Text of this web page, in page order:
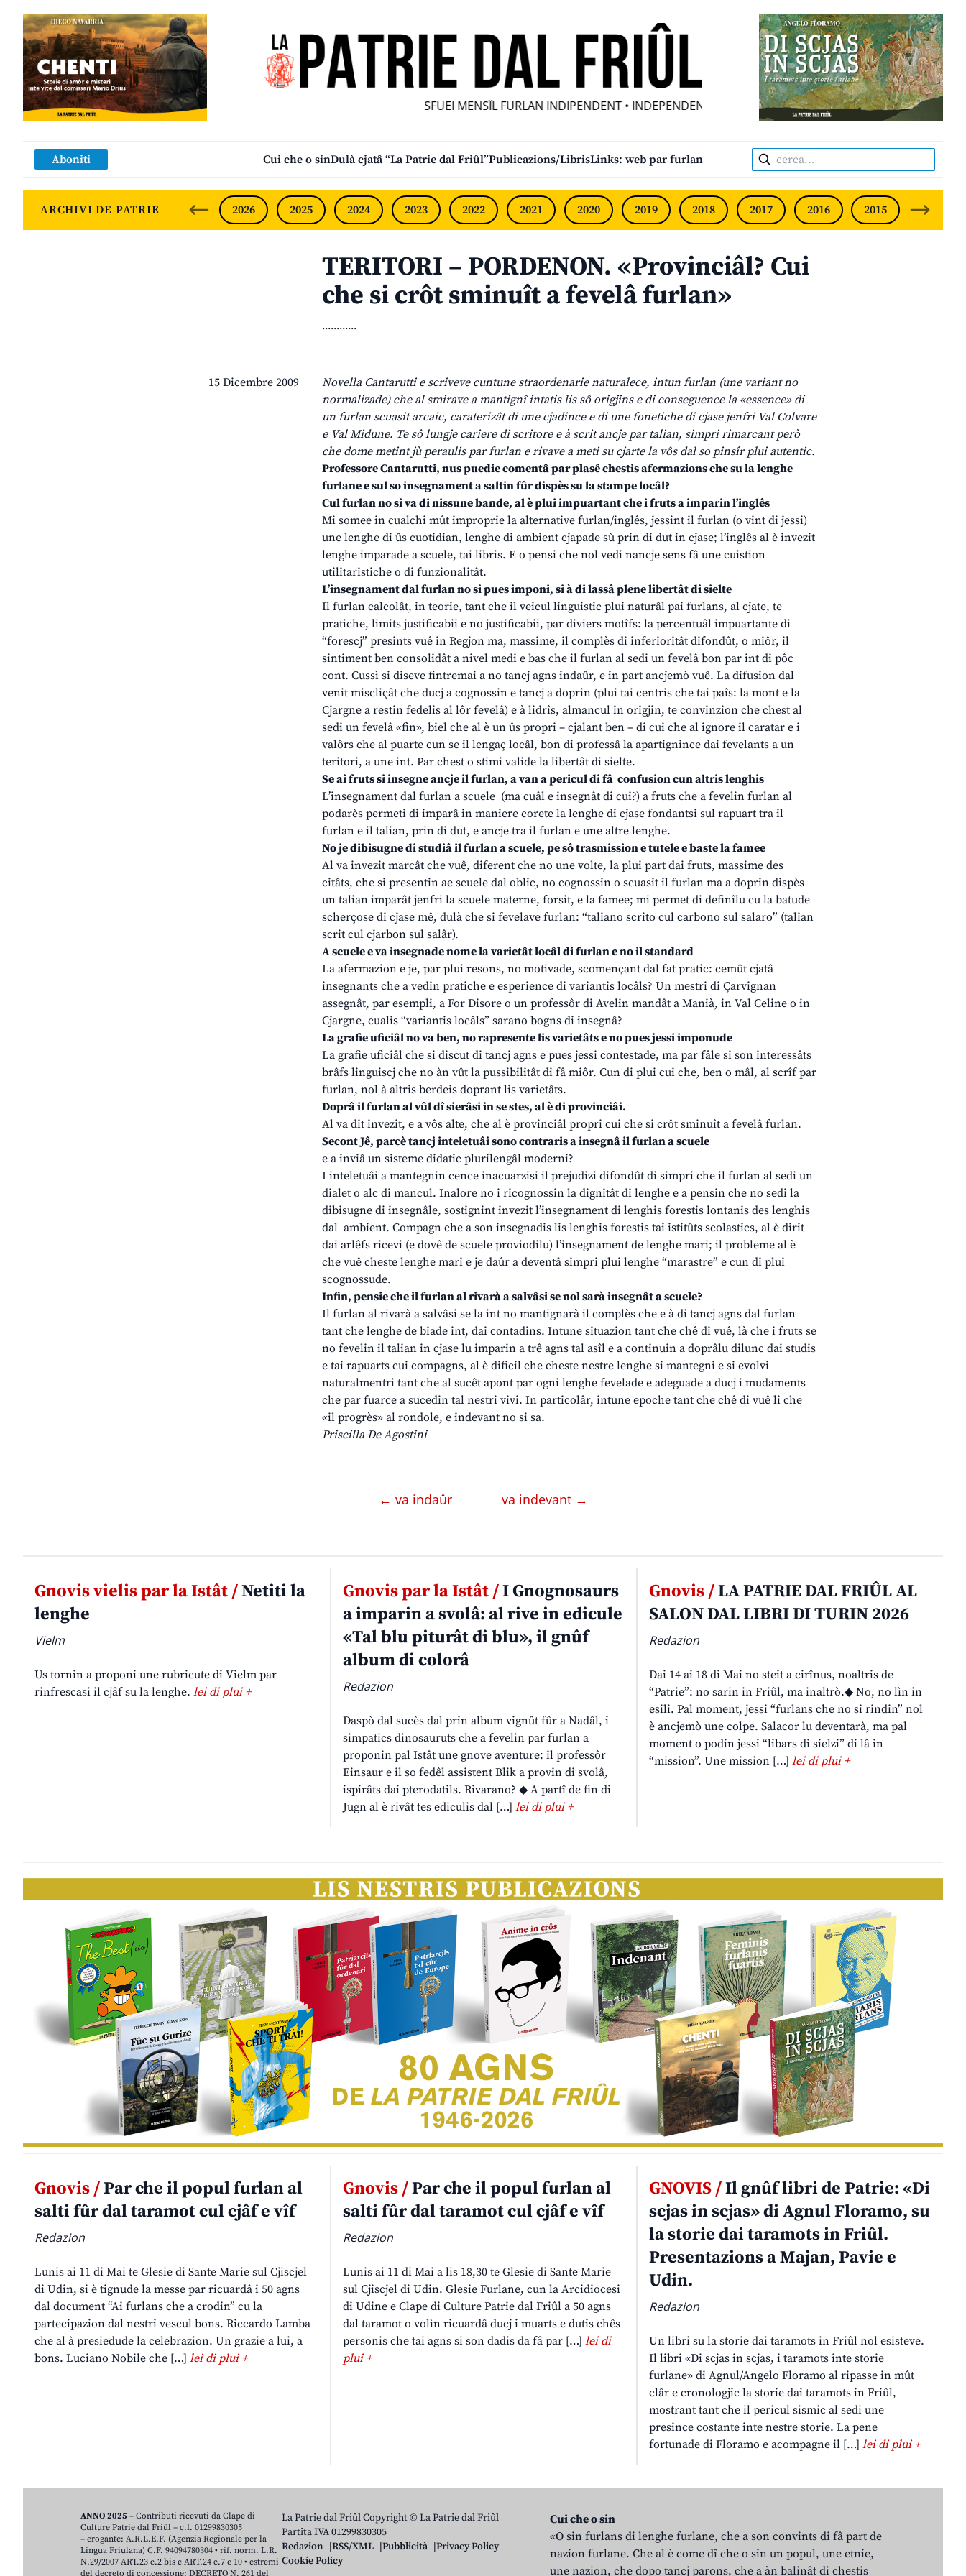
SFUEI MENSÎL FURLAN INDIPENDENT • INDEPENDENT FRIULIAN MONTHLY • NEODVISNI FURLANSKI
Aboniti Cui che o sinDulà cjatâ “La Patrie dal Friûl”Publicazions/LibrisLinks: web par furlan Cerca:
ARCHIVI DE PATRIE 2026 2025 2024 2023 2022 2021 2020 2019 2018 2017 2016 2015 2014
TERITORI – PORDENON. «Provinciâl? Cui
che si crôt sminuît a fevelâ furlan»
............
15 Dicembre 2009
Novella Cantarutti e scriveve cuntune straordenarie naturalece, intun furlan (une variant no
normalizade) che al smirave a mantignî intatis lis sô origjins e di conseguence la «essence» di
un furlan scuasit arcaic, caraterizât di une cjadince e di une fonetiche di cjase jenfri Val Colvare
e Val Midune. Te sô lungje cariere di scritore e à scrit ancje par talian, simpri rimarcant però
che dome metint jù peraulis par furlan e rivave a meti su cjarte la vôs dal so pinsîr plui autentic.
Professore Cantarutti, nus puedie comentâ par plasê chestis afermazions che su la lenghe
furlane e sul so insegnament a saltin fûr dispès su la stampe locâl?
Cul furlan no si va di nissune bande, al è plui impuartant che i fruts a imparin l’inglês
Mi somee in cualchi mût improprie la alternative furlan/inglês, jessint il furlan (o vint di jessi)
une lenghe di ûs cuotidian, lenghe di ambient cjapade sù prin di dut in cjase; l’inglês al è invezit
lenghe imparade a scuele, tai libris. E o pensi che nol vedi nancje sens fâ une cuistion
utilitaristiche o di funzionalitât.
L’insegnament dal furlan no si pues imponi, si à di lassâ plene libertât di sielte
Il furlan calcolât, in teorie, tant che il veicul linguistic plui naturâl pai furlans, al cjate, te
pratiche, limits justificabii e no justificabii, par diviers motîfs: la percentuâl impuartante di
“forescj” presints vuê in Regjon ma, massime, il complès di inferioritât difondût, o miôr, il
sintiment ben consolidât a nivel medi e bas che il furlan al sedi un fevelâ bon par int di pôc
cont. Cussì si diseve fintremai a no tancj agns indaûr, e in part ancjemò vuê. La difusion dal
venit miscliçât che ducj a cognossin e tancj a doprin (plui tai centris che tai paîs: la mont e la
Cjargne a restin fedelis al lôr fevelâ) e à lidrîs, almancul in origjin, te convinzion che chest al
sedi un fevelâ «fin», biel che al è un ûs propri – cjalant ben – di cui che al ignore il caratar e i
valôrs che al puarte cun se il lengaç locâl, bon di professâ la apartignince dai fevelants a un
teritori, a une int. Par chest o stimi valide la libertât di sielte.
Se ai fruts si insegne ancje il furlan, a van a pericul di fâ confusion cun altris lenghis
L’insegnament dal furlan a scuele (ma cuâl e insegnât di cui?) a fruts che a fevelin furlan al
podarès permeti di imparâ in maniere corete la lenghe di cjase fondantsi sul rapuart tra il
furlan e il talian, prin di dut, e ancje tra il furlan e une altre lenghe.
No je dibisugne di studiâ il furlan a scuele, pe sô trasmission e tutele e baste la famee
Al va invezit marcât che vuê, diferent che no une volte, la plui part dai fruts, massime des
citâts, che si presentin ae scuele dal oblic, no cognossin o scuasit il furlan ma a doprin dispès
un talian imparât jenfri la scuele materne, forsit, e la famee; mi permet di definîlu cu la batude
scherçose di cjase mê, dulà che si fevelave furlan: “taliano scrito cul carbono sul salaro” (talian
scrit cul cjarbon sul salâr).
A scuele e va insegnade nome la varietât locâl di furlan e no il standard
La afermazion e je, par plui resons, no motivade, scomençant dal fat pratic: cemût cjatâ
insegnants che a vedin pratiche e esperience di variantis locâls? Un mestri di Çarvignan
assegnât, par esempli, a For Disore o un professôr di Avelin mandât a Manià, in Val Celine o in
Cjargne, cualis “variantis locâls” sarano bogns di insegnâ?
La grafie uficiâl no va ben, no rapresente lis varietâts e no pues jessi imponude
La grafie uficiâl che si discut di tancj agns e pues jessi contestade, ma par fâle si son interessâts
brâfs linguiscj che no àn vût la pussibilitât di fâ miôr. Cun di plui cui che, ben o mâl, al scrîf par
furlan, nol à altris berdeis doprant lis varietâts.
Doprâ il furlan al vûl dî sierâsi in se stes, al è di provinciâi.
Al va dit invezit, e a vôs alte, che al è provinciâl propri cui che si crôt sminuît a fevelâ furlan.
Secont Jê, parcè tancj inteletuâi sono contraris a insegnâ il furlan a scuele
e a inviâ un sisteme didatic plurilengâl moderni?
I inteletuâi a mantegnin cence inacuarzisi il prejudizi difondût di simpri che il furlan al sedi un
dialet o alc di mancul. Inalore no i ricognossin la dignitât di lenghe e a pensin che no sedi la
dibisugne di insegnâle, sostignint invezit l’insegnament di lenghis forestis lontanis des lenghis
dal ambient. Compagn che a son insegnadis lis lenghis forestis tai istitûts scolastics, al è dirit
dai arlêfs ricevi (e dovê de scuele proviodilu) l’insegnament de lenghe mari; il probleme al è
che vuê cheste lenghe mari e je daûr a deventâ simpri plui lenghe “marastre” e cun di plui
scognossude.
Infin, pensie che il furlan al rivarà a salvâsi se nol sarà insegnât a scuele?
Il furlan al rivarà a salvâsi se la int no mantignarà il complès che e à di tancj agns dal furlan
tant che lenghe de biade int, dai contadins. Intune situazion tant che chê di vuê, là che i fruts se
no fevelin il talian in cjase lu imparin a trê agns tal asîl e a continuin a doprâlu dilunc dai studis
e tai rapuarts cui compagns, al è dificil che cheste nestre lenghe si mantegni e si evolvi
naturalmentri tant che al sucêt apont par ogni lenghe fevelade e adeguade a ducj i mudaments
che par fuarce a sucedin tal nestri vivi. In particolâr, intune epoche tant che chê di vuê li che
«il progrès» al rondole, e indevant no si sa.
Priscilla De Agostini
← va indaûr va indevant →
Gnovis vielis par la Istât /Netiti la
lenghe
Vielm
Us tornin a proponi une rubricute di Vielm par
rinfrescasi il cjâf su la lenghe. lei di plui +
Gnovis par la Istât /I Gnognosaurs
a imparin a svolâ: al rive in edicule
«Tal blu piturât di blu», il gnûf
album di colorâ
Redazion
Daspò dal sucès dal prin album vignût fûr a Nadâl, i
simpatics dinosauruts che a fevelin par furlan a
proponin pal Istât une gnove aventure: il professôr
Einsaur e il so fedêl assistent Blik a provin di svolâ,
ispirâts dai pterodatils. Rivarano? ◆ A partî de fin di
Jugn al è rivât tes ediculis dal […] lei di plui +
Gnovis /LA PATRIE DAL FRIÛL AL
SALON DAL LIBRI DI TURIN 2026
Redazion
Dai 14 ai 18 di Mai no steit a cirînus, noaltris de
“Patrie”: no sarin in Friûl, ma inaltrò.◆ No, no lìn in
esili. Pal moment, jessi “furlans che no si rindin” nol
è ancjemò une colpe. Salacor lu deventarà, ma pal
moment o podin jessi “libars di sielzi” di lâ in
“mission”. Une mission […]lei di plui +
Gnovis /Par che il popul furlan al
salti fûr dal taramot cul cjâf e vîf
Redazion
Lunis ai 11 di Mai te Glesie di Sante Marie sul Cjiscjel
di Udin, si è tignude la messe par ricuardâ i 50 agns
dal document “Ai furlans che a crodin” cu la
partecipazion dal nestri vescul bons. Riccardo Lamba
che al à presiedude la celebrazion. Un grazie a lui, a
bons. Luciano Nobile che […] lei di plui +
Gnovis /Par che il popul furlan al
salti fûr dal taramot cul cjâf e vîf
Redazion
Lunis ai 11 di Mai a lis 18,30 te Glesie di Sante Marie
sul Cjiscjel di Udin. Glesie Furlane, cun la Arcidiocesi
di Udine e Clape di Culture Patrie dal Friûl a 50 agns
dal taramot o volìn ricuardâ ducj i muarts e dutis chês
personis che tai agns si son dadis da fâ par […] lei di
plui +
GNOVIS /Il gnûf libri de Patrie: «Di
scjas in scjas» di Agnul Floramo, su
la storie dai taramots in Friûl.
Presentazions a Majan, Pavie e
Udin.
Redazion
Un libri su la storie dai taramots in Friûl nol esisteve.
Il libri «Di scjas in scjas, i taramots inte storie
furlane» di Agnul/Angelo Floramo al ripasse in mût
clâr e cronologjic la storie dai taramots in Friûl,
mostrant tant che il pericul sismic al sedi une
presince costante inte nestre storie. La pene
fortunade di Floramo e acompagne il […]lei di plui +
La Patrie dal Friûl Copyright © La Patrie dal Friûl
Partita IVA 01299830305
Redazion
RSS/XML Pubblicità
Privacy Policy
Cookie Policy
Cui che o sin
«O sin furlans di lenghe furlane, che a son convints di fâ part de
nazion furlane. Che al è come dî che o sin un popul, une etnie,
une nazion, che dopo tancj parons, che a àn balinât di chestis
ANNO 2025 – Contributi ricevuti da Clape di
Culture Patrie dal Friûl – c.f. 01299830305
– erogante: A.R.L.E.F. (Agenzia Regionale per la
Lingua Friulana) C.F. 94094780304 • rif. norm. L.R.
N.29/2007 ART.23 c.2 bis e ART.24 c.7 e 10 • estremi
del decreto di concessione: DECRETO N. 261 del